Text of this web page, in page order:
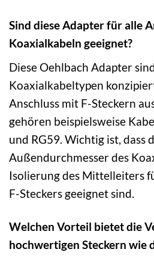
Sind diese Adapter für alle
Koaxialkabeln geeignet?
Diese Oehlbach Adapter
Koaxialkabeltypen
Anschluss mit F-Steckern
gehören beispielsweise
und RG59. Wichtig ist, dass
Außendurchmesser des
Isolierung des Mittelleiters
F-Steckers geeignet sind.
Welchen Vorteil bietet die
hochwertigen Steckern wie